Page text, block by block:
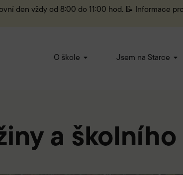
den vždy od 8:00 do 11:00 hod. 📝 Informace
O škole Jsem na Starce
a